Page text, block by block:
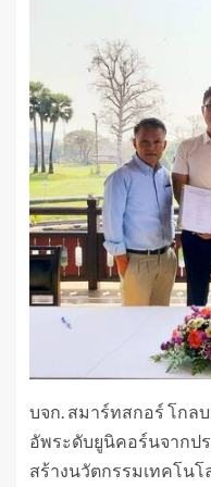
บจก. สมาร์ทสกอร์ โกล
อัพระดับยูนิคอร์นจากป
สร้างนวัตกรรมเทคโน